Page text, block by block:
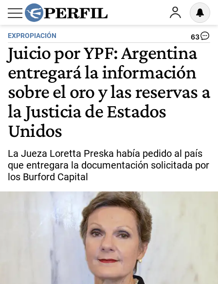
EXPROPIACIÓN 63
Juicio por YPF: Argentina
entregará la información
sobre el oro y las reservas a
la Justicia de Estados
Unidos
La Jueza Loretta Preska había pedido al país
que entregara la documentación solicitada por
los Burford Capital